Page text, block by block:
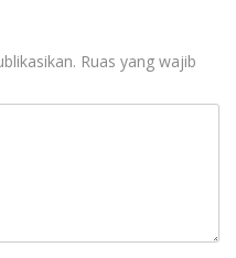
Ruas yang wajib